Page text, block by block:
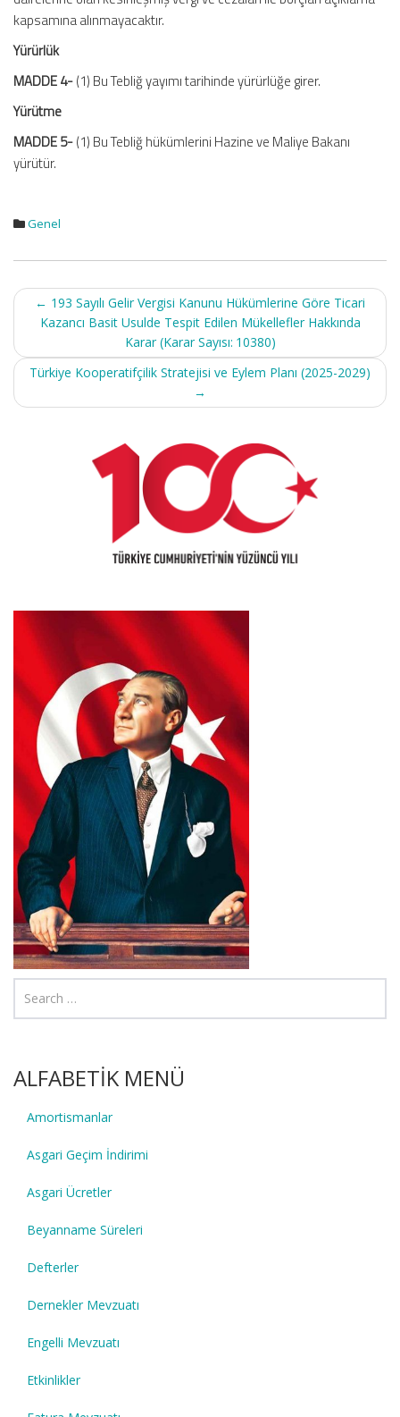
kapsamına alınmayacaktır.
Yürürlük
MADDE 4-(1) Bu Tebliğ yayımı tarihinde yürürlüğe girer.
Yürütme
MADDE 5-(1) Bu Tebliğ hükümlerini Hazine ve Maliye Bakanı
yürütür.
Genel
Post
navigation
← 193 Sayılı Gelir Vergisi Kanunu Hükümlerine Göre Ticari
Kazancı Basit Usulde Tespit Edilen Mükellefler Hakkında
Karar (Karar Sayısı: 10380)
Türkiye Kooperatifçilik Stratejisi ve Eylem Planı (2025-2029)
→
ALFABETİK MENÜ
Amortismanlar
Asgari Geçim İndirimi
Asgari Ücretler
Beyanname Süreleri
Defterler
Dernekler Mevzuatı
Engelli Mevzuatı
Etkinlikler